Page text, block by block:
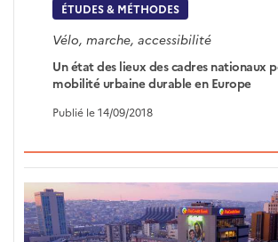
ÉTUDES & MÉTHODES
Vélo, marche, accessibilité
Un état des lieux des cadres nationaux
mobilité urbaine durable en Europe
Publié le 14/09/2018